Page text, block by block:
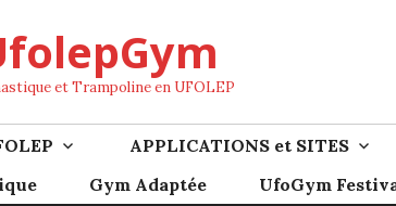
et Trampoline en UFOLEP
APPLICATIONS et SITES
Gym Adaptée UfoGym